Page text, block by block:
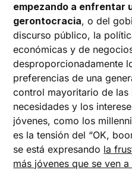
empezando a enfrentar
gerontocracia, o del
discurso público, la
económicas y de
desproporcionadamente
preferencias de una
control mayoritario de las
necesidades y los
jóvenes, como los
es la tensión del “OK,
se está expresando la
más jóvenes que se ven